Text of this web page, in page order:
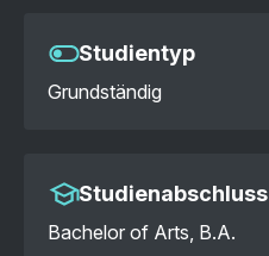
Studientyp
Grundständig
Studienabschluss
Bachelor of Arts, B.A.